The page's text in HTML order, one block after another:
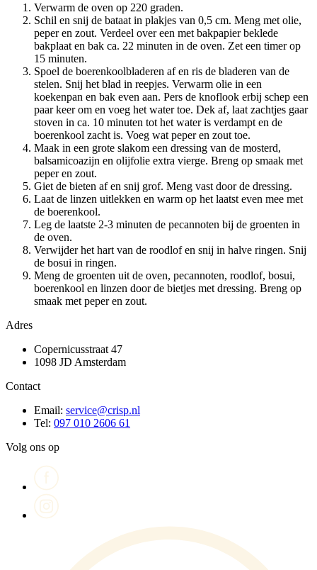
Verwarm de oven op 220 graden.
Schil en snij de bataat in plakjes van 0,5 cm. Meng met olie,
peper en zout. Verdeel over een met bakpapier beklede
bakplaat en bak ca. 22 minuten in de oven. Zet een timer op
15 minuten.
Spoel de boerenkoolbladeren af en ris de bladeren van de
stelen. Snij het blad in reepjes. Verwarm olie in een
koekenpan en bak even aan. Pers de knoflook erbij schep een
paar keer om en voeg het water toe. Dek af, laat zachtjes gaar
stoven in ca. 10 minuten tot het water is verdampt en de
boerenkool zacht is. Voeg wat peper en zout toe.
Maak in een grote slakom een dressing van de mosterd,
balsamicoazijn en olijfolie extra vierge. Breng op smaak met
peper en zout.
Giet de bieten af en snij grof. Meng vast door de dressing.
Laat de linzen uitlekken en warm op het laatst even mee met
de boerenkool.
Leg de laatste 2-3 minuten de pecannoten bij de groenten in
de oven.
Verwijder het hart van de roodlof en snij in halve ringen. Snij
de bosui in ringen.
Meng de groenten uit de oven, pecannoten, roodlof, bosui,
boerenkool en linzen door de bietjes met dressing. Breng op
smaak met peper en zout.
Adres
Copernicusstraat 47
1098 JD Amsterdam
Contact
Email: service@crisp.nl
Tel: 097 010 2606 61
Volg ons op